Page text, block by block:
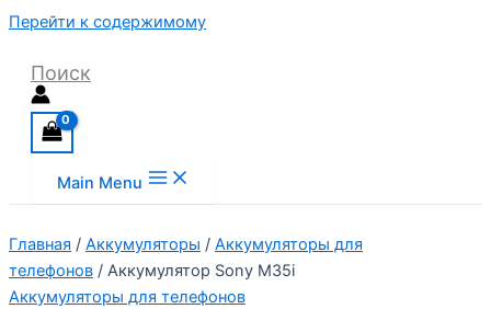
Перейти к содержимому
Поиск
Main Menu
Главная / Аккумуляторы / Аккумуляторы для
телефонов / Аккумулятор Sony M35i
Аккумуляторы для телефонов